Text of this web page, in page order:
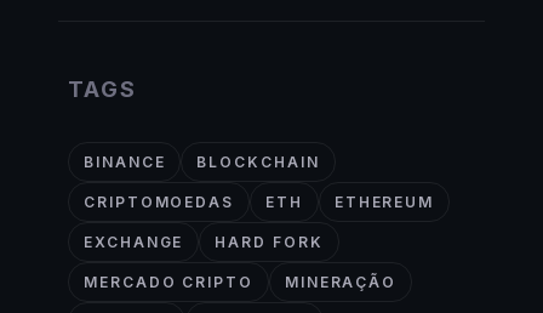
TAGS
BINANCE BLOCKCHAIN
CRIPTOMOEDAS ETH ETHEREUM
EXCHANGE HARD FORK
MERCADO CRIPTO MINERAÇÃO